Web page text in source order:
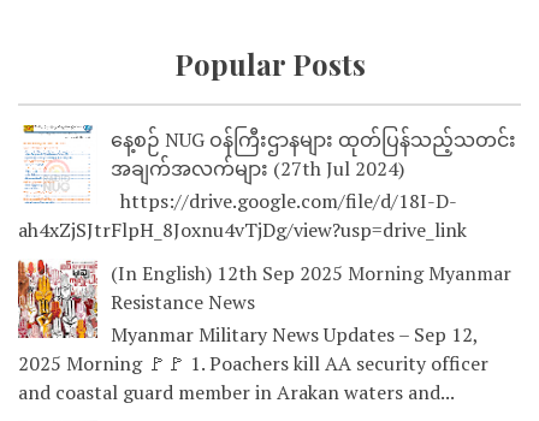
Popular Posts
နေ့စဉ် NUG ဝန်ကြီးဌာနများ ထုတ်ပြန်သည့်သတင်း
အချက်အလက်များ (27th Jul 2024)
https://drive.google.com/file/d/18I-D-
ah4xZjSJtrFlpH_8Joxnu4vTjDg/view?usp=drive_link
(In English) 12th Sep 2025 Morning Myanmar
Resistance News
Myanmar Military News Updates – Sep 12,
2025 Morning 🚩🚩 1. Poachers kill AA security officer
and coastal guard member in Arakan waters and...